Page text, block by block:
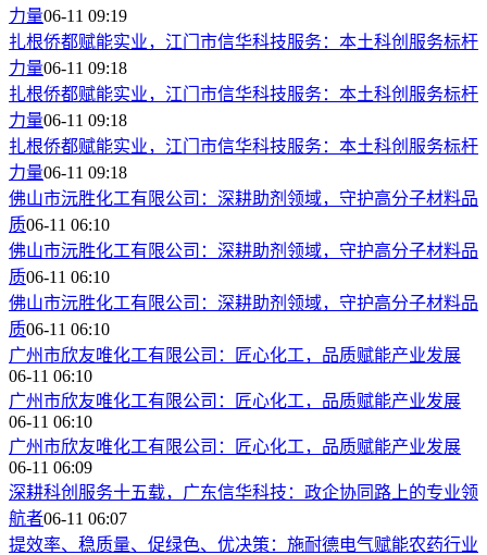
力量06-11 09:19
​扎根侨都赋能实业，江门市信华科技服务：本土科创服务标杆
力量06-11 09:18
​扎根侨都赋能实业，江门市信华科技服务：本土科创服务标杆
力量06-11 09:18
​扎根侨都赋能实业，江门市信华科技服务：本土科创服务标杆
力量06-11 09:18
佛山市沅胜化工有限公司：深耕助剂领域，守护高分子材料品
质06-11 06:10
佛山市沅胜化工有限公司：深耕助剂领域，守护高分子材料品
质06-11 06:10
佛山市沅胜化工有限公司：深耕助剂领域，守护高分子材料品
质06-11 06:10
广州市欣友唯化工有限公司：匠心化工，品质赋能产业发展
06-11 06:10
广州市欣友唯化工有限公司：匠心化工，品质赋能产业发展
06-11 06:10
广州市欣友唯化工有限公司：匠心化工，品质赋能产业发展
06-11 06:09
深耕科创服务十五载，广东信华科技：政企协同路上的专业领
航者06-11 06:07
提效率、稳质量、促绿色、优决策：施耐德电气赋能农药行业